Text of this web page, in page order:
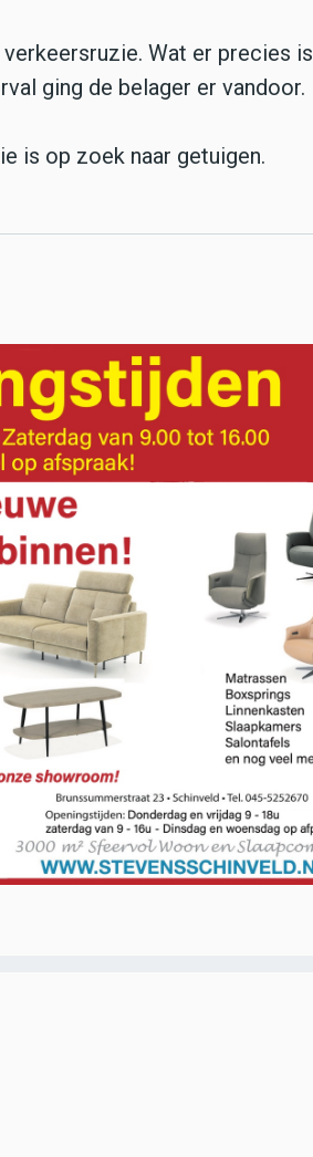
Wat er precies is
ging de belager er vandoor.
is op zoek naar getuigen.